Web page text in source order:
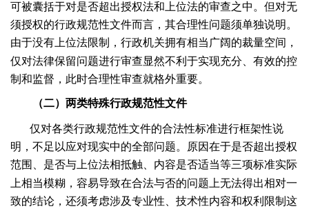
可被囊括于对是否超出授权法和上位法的审查之中。但对无
须授权的行政规范性文件而言，其合理性问题须单独说明。
由于没有上位法限制，行政机关拥有相当广阔的裁量空间，
仅对法律保留问题进行审查显然不利于实现充分、有效的控
制和监督，此时合理性审查就格外重要。
（二）两类特殊行政规范性文件
仅对各类行政规范性文件的合法性标准进行框架性说
明，不足以应对现实中的全部问题。原因在于是否超出授权
范围、是否与上位法相抵触、内容是否适当等三项标准实际
上相当模糊，容易导致在合法与否的问题上无法得出相对一
致的结论，还须考虑涉及专业性、技术性内容和权利限制这